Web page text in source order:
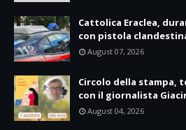
Cattolica Eraclea,
con pistola
August 07, 2026
Circolo della stampa,
con il giornalista
August 04, 2026